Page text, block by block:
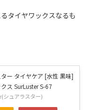
タイヤワックスなるも
ー タイヤケア [水性 黒味]
ス SurLuster S-67
シュアラスター)